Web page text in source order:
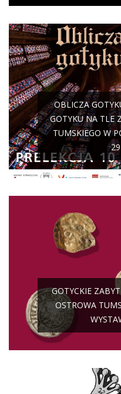
OBLICZA
GOTYKU NA TLE
TUMSKIEGO W
GOTYCKIE
OSTROWA